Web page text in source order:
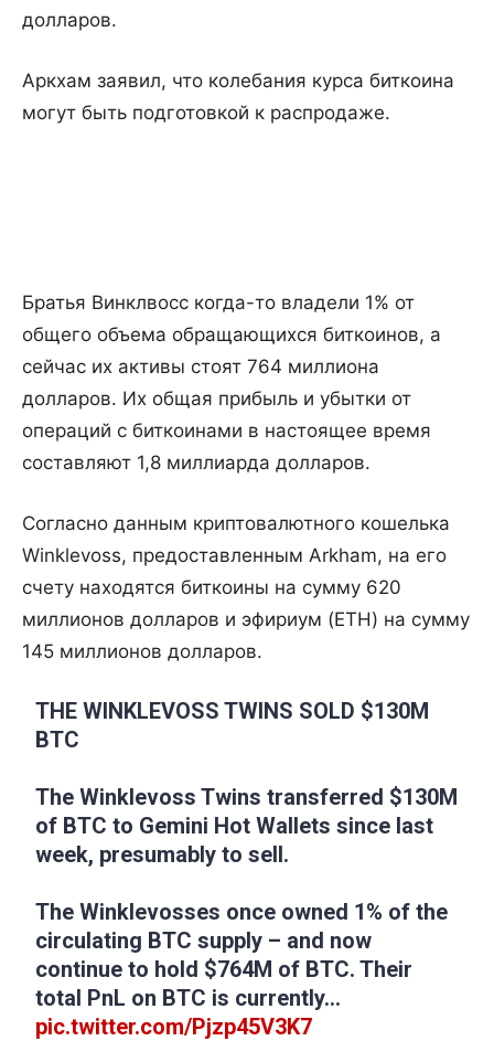
долларов.
Аркхам заявил, что колебания курса биткоина
могут быть подготовкой к распродаже.
Братья Винклвосс когда-то владели 1% от
общего объема обращающихся биткоинов, а
сейчас их активы стоят 764 миллиона
долларов. Их общая прибыль и убытки от
операций с биткоинами в настоящее время
составляют 1,8 миллиарда долларов.
Согласно данным криптовалютного кошелька
Winklevoss, предоставленным Arkham, на его
счету находятся биткоины на сумму 620
миллионов долларов и эфириум (ETH) на сумму
145 миллионов долларов.
THE WINKLEVOSS TWINS SOLD $130M
BTC
The Winklevoss Twins transferred $130M
of BTC to Gemini Hot Wallets since last
week, presumably to sell.
The Winklevosses once owned 1% of the
circulating BTC supply – and now
continue to hold $764M of BTC. Their
total PnL on BTC is currently…
pic.twitter.com/Pjzp45V3K7